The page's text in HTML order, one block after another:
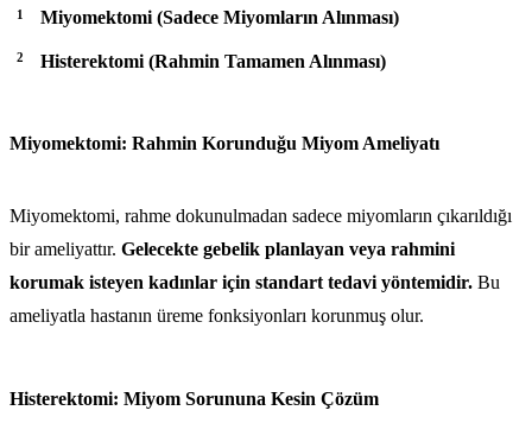
Miyomektomi (Sadece Miyomların Alınması)
Histerektomi (Rahmin Tamamen Alınması)
Miyomektomi: Rahmin Korunduğu Miyom Ameliyatı
Miyomektomi, rahme dokunulmadan sadece miyomların çıkarıldığı
bir ameliyattır. Gelecekte gebelik planlayan veya rahmini
korumak isteyen kadınlar için standart tedavi yöntemidir. Bu
ameliyatla hastanın üreme fonksiyonları korunmuş olur.
Histerektomi: Miyom Sorununa Kesin Çözüm